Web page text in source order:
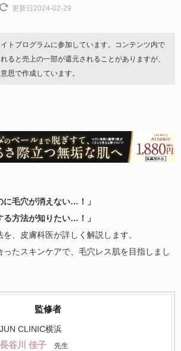
更新日2024-02-29
トプログラムに参加しています。コンテンツ内で
ると売上の一部が還元されることがありますが、
思で作成しています。
に毛穴が消えない…！」
る方法が知りたい…！」
、皮膚科医が詳しく解説します。
ったスキンケアで、毛穴レス肌を目指しまし
監修者
JUN CLINIC横浜
長谷川 佳子 先生